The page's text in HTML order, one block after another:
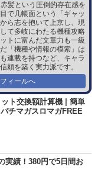
髪という圧倒的存在感を
で几帳面という「ギャッ
ら志を抱いて上京し、現
て多岐にわたる機種攻略
トに富んだ文章力も一級
「機種や情報の模索」は
連載を持つなど、キャラ
頼を築く実力派です。
ィールへ
ト交換額計算機 | 簡単
チマガスロマガFREE
実績！380円で5日間お